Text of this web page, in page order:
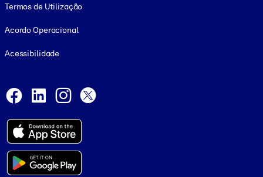
Termos de Utilização
Acordo Operacional
Acessibilidade
Facebook
LinkedInInstagram